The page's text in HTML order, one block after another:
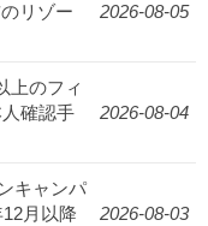
リゾー
2026-08-05
上のフィ
確認手
2026-08-04
キャンパ
月以降
2026-08-03